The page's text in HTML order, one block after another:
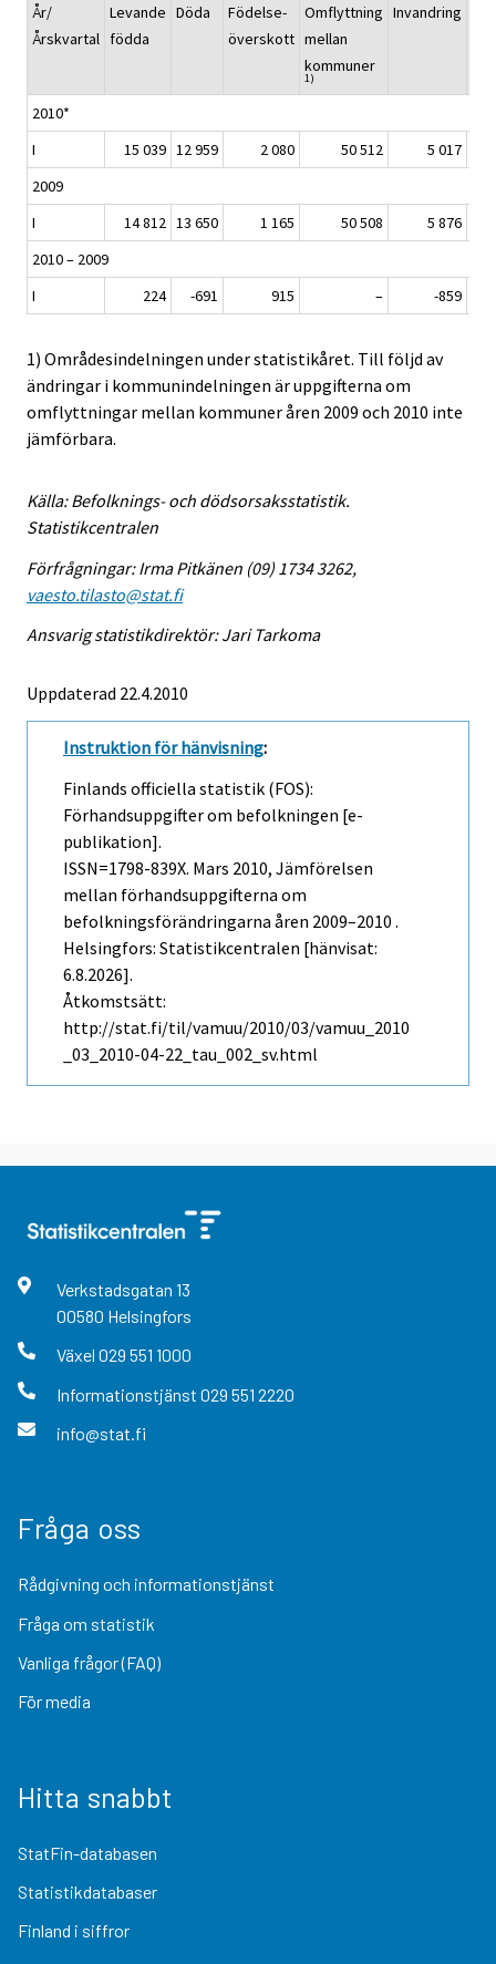
År/
Årskvartal
Levande
födda
Döda
Födelse-
överskott
Omflyttning
mellan
kommuner
1)
Invandring
2010*
I
15 039 12 959 2 080 50 512
5 017
2009
I
14 812 13 650 1 165 50 508
5 876
2010 – 2009
I
224 -691 915 – -859
1) Områdesindelningen under statistikåret. Till följd av
ändringar i kommunindelningen är uppgifterna om
omflyttningar mellan kommuner åren 2009 och 2010 inte
jämförbara.
Källa: Befolknings- och dödsorsaksstatistik.
Statistikcentralen
Förfrågningar: Irma Pitkänen (09) 1734 3262,
vaesto.tilasto@stat.fi
Ansvarig statistikdirektör: Jari Tarkoma
Uppdaterad 22.4.2010
Instruktion för hänvisning:
Finlands officiella statistik (FOS):
Förhandsuppgifter om befolkningen [e-
publikation].
ISSN=1798-839X. Mars 2010, Jämförelsen
mellan förhandsuppgifterna om
befolkningsförändringarna åren 2009–2010 .
Helsingfors: Statistikcentralen [hänvisat:
6.8.2026].
Åtkomstsätt:
http://stat.fi/til/vamuu/2010/03/vamuu_2010
_03_2010-04-22_tau_002_sv.html
Verkstadsgatan 13
00580 Helsingfors
Växel 029 551 1000
Informationstjänst 029 551 2220
info@stat.fi
Fråga oss
Rådgivning och informationstjänst
Fråga om statistik
Vanliga frågor (FAQ)
För media
Hitta snabbt
StatFin-databasen
Statistikdatabaser
Finland i siffror